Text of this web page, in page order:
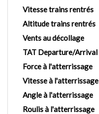
Vitesse trains rentrés
Altitude trains rentrés
Vents au décollage
TAT Departure/Arrival
Force à l'atterrissage
Vitesse à l'atterrissage
Angle à l'atterrissage
Roulis à l'atterrissage